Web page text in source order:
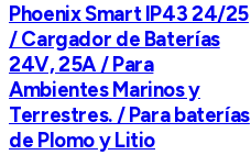
Phoenix Smart IP43 24/25
/ Cargador de Baterías
24V, 25A / Para
Ambientes Marinos y
Terrestres. / Para baterías
de Plomo y Litio